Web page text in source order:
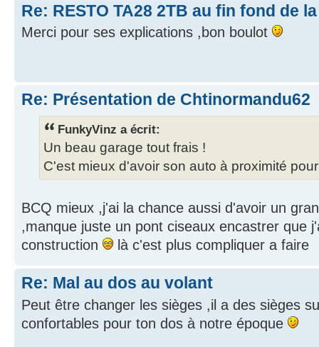
Re: RESTO TA28 2TB au fin fond de
Merci pour ses explications ,bon boulot
Re: Présentation de Chtinormandu62
FunkyVinz a écrit:
Un beau garage tout frais !
C'est mieux d'avoir son auto à proximité
BCQ mieux ,j'ai la chance aussi d'avoir un
,manque juste un pont ciseaux encastrer que
construction
là c'est plus compliquer a faire
Re: Mal au dos au volant
Peut être changer les sièges ,il a des sièges
confortables pour ton dos à notre époque